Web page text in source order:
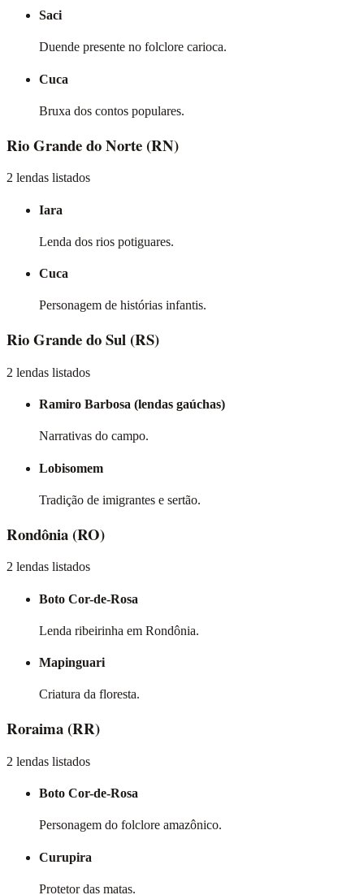
Saci
Duende presente no folclore carioca.
Cuca
Bruxa dos contos populares.
Rio Grande do Norte (RN)
2 lendas listados
Iara
Lenda dos rios potiguares.
Cuca
Personagem de histórias infantis.
Rio Grande do Sul (RS)
2 lendas listados
Ramiro Barbosa (lendas gaúchas)
Narrativas do campo.
Lobisomem
Tradição de imigrantes e sertão.
Rondônia (RO)
2 lendas listados
Boto Cor-de-Rosa
Lenda ribeirinha em Rondônia.
Mapinguari
Criatura da floresta.
Roraima (RR)
2 lendas listados
Boto Cor-de-Rosa
Personagem do folclore amazônico.
Curupira
Protetor das matas.